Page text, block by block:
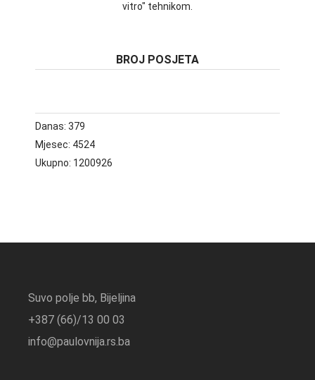
vitro" tehnikom.
BROJ POSJETA
Danas: 379
Mjesec: 4524
Ukupno: 1200926
Suvo polje bb, Bijeljina
+387 (66)/13 00 03
info@paulovnija.rs.ba